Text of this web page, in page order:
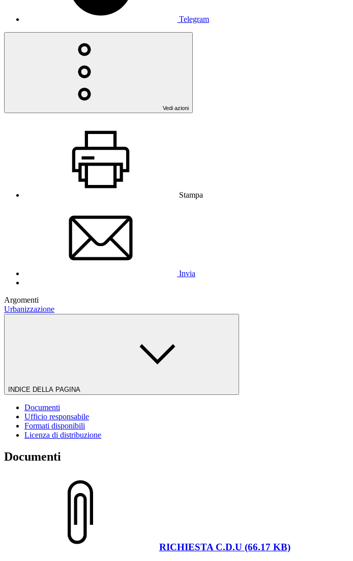
Telegram
Vedi azioni
Stampa
Invia
Argomenti
Urbanizzazione
INDICE DELLA PAGINA
Documenti
Ufficio responsabile
Formati disponibili
Licenza di distribuzione
Documenti
RICHIESTA C.D.U (66.17 KB)